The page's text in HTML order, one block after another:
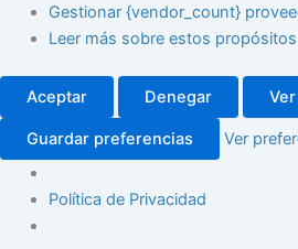
Gestionar {vendor_count}
Leer más sobre estos propósitos
Aceptar Denegar
Guardar preferencias Ver
Política de Privacidad